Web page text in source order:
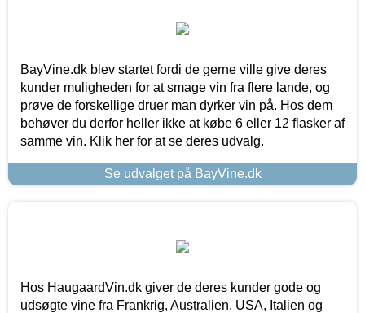
BayVine.dk blev startet fordi de gerne ville give deres
kunder muligheden for at smage vin fra flere lande, og
prøve de forskellige druer man dyrker vin på. Hos dem
behøver du derfor heller ikke at købe 6 eller 12 flasker af
samme vin. Klik her for at se deres udvalg.
Se udvalget på BayVine.dk
Hos HaugaardVin.dk giver de deres kunder gode og
udsøgte vine fra Frankrig, Australien, USA, Italien og